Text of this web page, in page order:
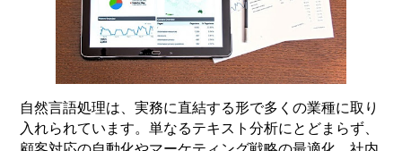
自然言語処理は、実務に直結する形で多くの業種に取り
入れられています。単なるテキスト分析にとどまらず、